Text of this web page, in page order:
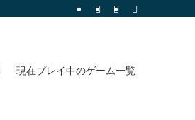
現在プレイ中のゲーム一覧